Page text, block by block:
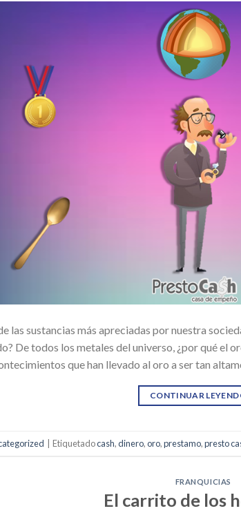
las sustancias más apreciadas por nuestra
De todos los metales del universo, ¿por qué el
que han llevado al oro a ser tan
CONTINUAR
Etiquetadocash,dinero,oro,prestamo,presto
FRANQUICIAS
El carrito de los